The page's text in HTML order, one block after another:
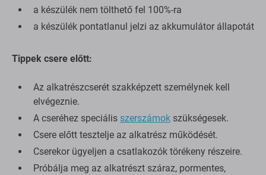
a készülék nem tölthető fel 100%-ra
a készülék pontatlanul jelzi az akkumulátor állapotát
Tippek csere előtt:
Az alkatrészcserét szakképzett személynek kell
elvégeznie.
A cseréhez speciális szerszámok szükségesek.
Csere előtt tesztelje az alkatrész működését.
Cserekor ügyeljen a csatlakozók törékeny részeire.
Próbálja meg az alkatrészt száraz, pormentes,